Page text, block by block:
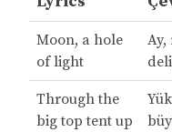
Moon, a hole
of light
Ay,
Through the
big top tent up